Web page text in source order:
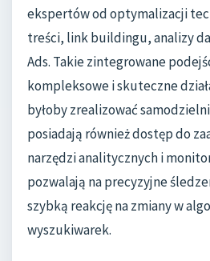
ekspertów od optymalizacji
treści, link buildingu, analizy
Ads. Takie zintegrowane
kompleksowe i skuteczne
byłoby zrealizować
posiadają również dostęp do
narzędzi analitycznych i
pozwalają na precyzyjne
szybką reakcję na zmiany w
wyszukiwarek.